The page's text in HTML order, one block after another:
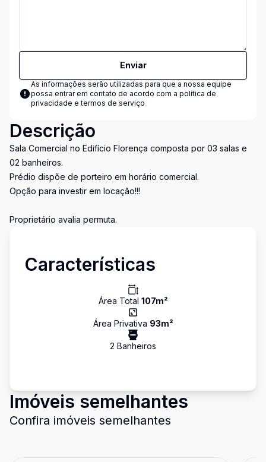
Enviar
As informações serão utilizadas para que a nossa equipe
possa entrar em contato de acordo com a política de
privacidade e termos de serviço
Descrição
Sala Comercial no Edifício Florença composta por 03 salas e
02 banheiros.
Prédio dispõe de porteiro em horário comercial.
Opção para investir em locação!!!
Proprietário avalia permuta.
Características
Área Total 107m²
Área Privativa 93m²
2 Banheiros
Imóveis semelhantes
Confira imóveis semelhantes